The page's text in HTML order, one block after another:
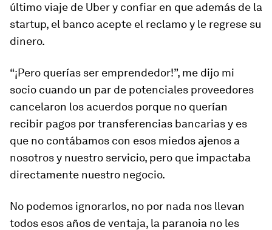
último viaje de Uber y confiar en que además de la
startup, el banco acepte el reclamo y le regrese su
dinero.
“¡Pero querías ser emprendedor!”, me dijo mi
socio cuando un par de potenciales proveedores
cancelaron los acuerdos porque no querían
recibir pagos por transferencias bancarias y es
que no contábamos con esos miedos ajenos a
nosotros y nuestro servicio, pero que impactaba
directamente nuestro negocio.
No podemos ignorarlos, no por nada nos llevan
todos esos años de ventaja, la paranoia no les